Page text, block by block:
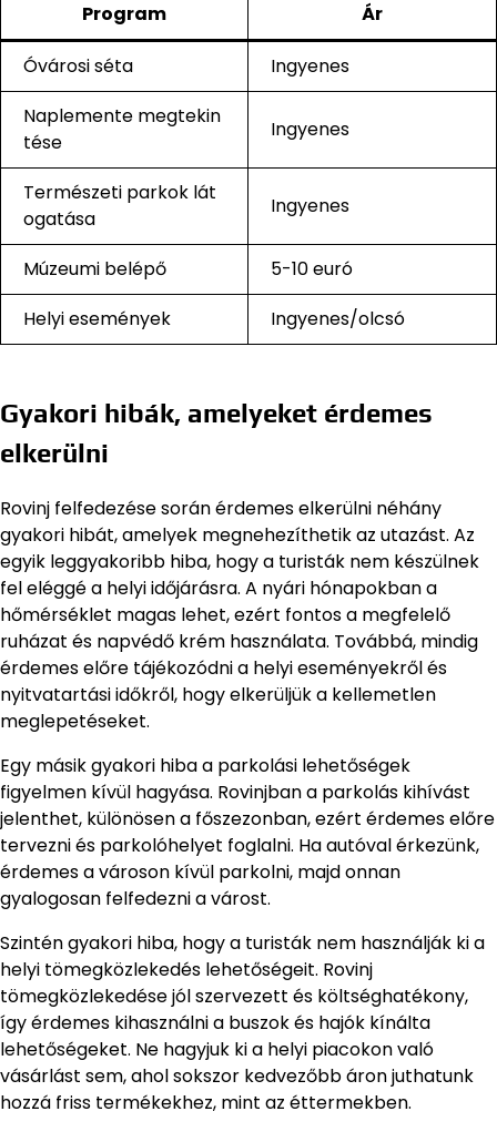
Program Ár
Óvárosi séta
Ingyenes
Naplemente megtekin
tése
Ingyenes
Természeti parkok lát
ogatása
Ingyenes
Múzeumi belépő
5-10 euró
Helyi események
Ingyenes/olcsó
Gyakori hibák, amelyeket érdemes
elkerülni
Rovinj felfedezése során érdemes elkerülni néhány
gyakori hibát, amelyek megnehezíthetik az utazást. Az
egyik leggyakoribb hiba, hogy a turisták nem készülnek
fel eléggé a helyi időjárásra. A nyári hónapokban a
hőmérséklet magas lehet, ezért fontos a megfelelő
ruházat és napvédő krém használata. Továbbá, mindig
érdemes előre tájékozódni a helyi eseményekről és
nyitvatartási időkről, hogy elkerüljük a kellemetlen
meglepetéseket.
Egy másik gyakori hiba a parkolási lehetőségek
figyelmen kívül hagyása. Rovinjban a parkolás kihívást
jelenthet, különösen a főszezonban, ezért érdemes előre
tervezni és parkolóhelyet foglalni. Ha autóval érkezünk,
érdemes a városon kívül parkolni, majd onnan
gyalogosan felfedezni a várost.
Szintén gyakori hiba, hogy a turisták nem használják ki a
helyi tömegközlekedés lehetőségeit. Rovinj
tömegközlekedése jól szervezett és költséghatékony,
így érdemes kihasználni a buszok és hajók kínálta
lehetőségeket. Ne hagyjuk ki a helyi piacokon való
vásárlást sem, ahol sokszor kedvezőbb áron juthatunk
hozzá friss termékekhez, mint az éttermekben.